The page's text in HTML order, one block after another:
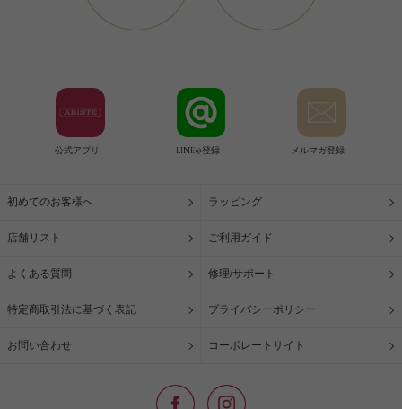
公式アプリ LINE@登録 メルマガ登録
初めてのお客様へ ラッピング
店舗リスト ご利用ガイド
よくある質問 修理/サポート
特定商取引法に基づく表記 プライバシーポリシー
お問い合わせ コーポレートサイト